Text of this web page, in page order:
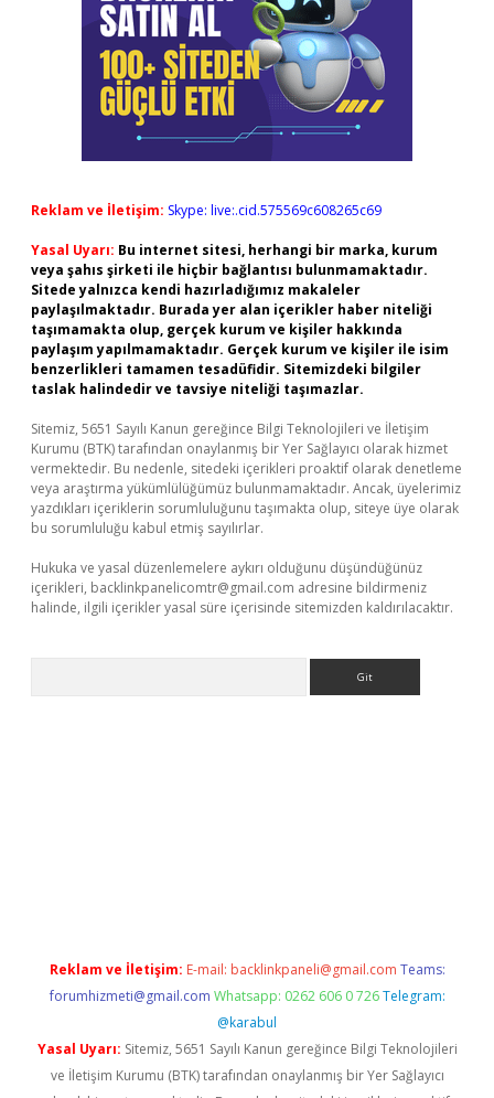
Reklam ve İletişim: Skype: live:.cid.575569c608265c69
Yasal Uyarı: Bu internet sitesi, herhangi bir marka, kurum
veya şahıs şirketi ile hiçbir bağlantısı bulunmamaktadır.
Sitede yalnızca kendi hazırladığımız makaleler
paylaşılmaktadır. Burada yer alan içerikler haber niteliği
taşımamakta olup, gerçek kurum ve kişiler hakkında
paylaşım yapılmamaktadır. Gerçek kurum ve kişiler ile isim
benzerlikleri tamamen tesadüfidir. Sitemizdeki bilgiler
taslak halindedir ve tavsiye niteliği taşımazlar.
Sitemiz, 5651 Sayılı Kanun gereğince Bilgi Teknolojileri ve İletişim
Kurumu (BTK) tarafından onaylanmış bir Yer Sağlayıcı olarak hizmet
vermektedir. Bu nedenle, sitedeki içerikleri proaktif olarak denetleme
veya araştırma yükümlülüğümüz bulunmamaktadır. Ancak, üyelerimiz
yazdıkları içeriklerin sorumluluğunu taşımakta olup, siteye üye olarak
bu sorumluluğu kabul etmiş sayılırlar.
Hukuka ve yasal düzenlemelere aykırı olduğunu düşündüğünüz
içerikleri, backlinkpanelicomtr@gmail.com adresine bildirmeniz
halinde, ilgili içerikler yasal süre içerisinde sitemizden kaldırılacaktır.
Reklam ve İletişim: E-mail: backlinkpaneli@gmail.com Teams:
forumhizmeti@gmail.com Whatsapp: 0262 606 0 726 Telegram:
@karabul
Yasal Uyarı: Sitemiz, 5651 Sayılı Kanun gereğince Bilgi Teknolojileri
ve İletişim Kurumu (BTK) tarafından onaylanmış bir Yer Sağlayıcı